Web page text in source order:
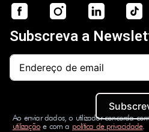
Subscreva a
Ao enviar dados, o utilizador concorda
utilizaçãoe com a política de privacidade.